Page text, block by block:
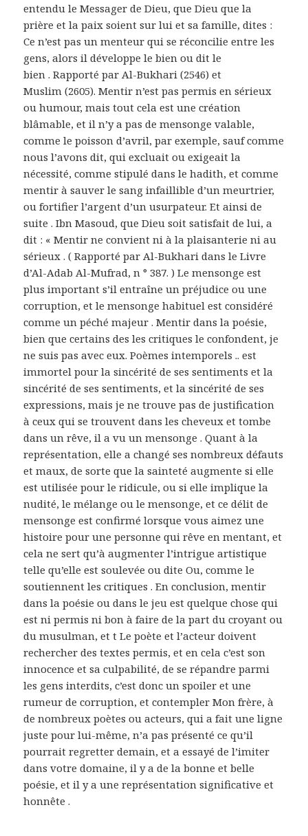
entendu le Messager de Dieu, que Dieu que la
prière et la paix soient sur lui et sa famille, dites :
Ce n’est pas un menteur qui se réconcilie entre les
gens, alors il développe le bien ou dit le
bien . Rapporté par Al-Bukhari (2546) et
Muslim (2605). Mentir n’est pas permis en sérieux
ou humour, mais tout cela est une création
blâmable, et il n’y a pas de mensonge valable,
comme le poisson d’avril, par exemple, sauf comme
nous l’avons dit, qui excluait ou exigeait la
nécessité, comme stipulé dans le hadith, et comme
mentir à sauver le sang infaillible d’un meurtrier,
ou fortifier l’argent d’un usurpateur. Et ainsi de
suite . Ibn Masoud, que Dieu soit satisfait de lui, a
dit : « Mentir ne convient ni à la plaisanterie ni au
sérieux . ( Rapporté par Al-Bukhari dans le Livre
d’Al-Adab Al-Mufrad, n ° 387. ) Le mensonge est
plus important s’il entraîne un préjudice ou une
corruption, et le mensonge habituel est considéré
comme un péché majeur . Mentir dans la poésie,
bien que certains des les critiques le confondent, je
ne suis pas avec eux. Poèmes intemporels .. est
immortel pour la sincérité de ses sentiments et la
sincérité de ses sentiments, et la sincérité de ses
expressions, mais je ne trouve pas de justification
à ceux qui se trouvent dans les cheveux et tombe
dans un rêve, il a vu un mensonge . Quant à la
représentation, elle a changé ses nombreux défauts
et maux, de sorte que la sainteté augmente si elle
est utilisée pour le ridicule, ou si elle implique la
nudité, le mélange ou le mensonge, et ce délit de
mensonge est confirmé lorsque vous aimez une
histoire pour une personne qui rêve en mentant, et
cela ne sert qu’à augmenter l’intrigue artistique
telle qu’elle est soulevée ou dite Ou, comme le
soutiennent les critiques . En conclusion, mentir
dans la poésie ou dans le jeu est quelque chose qui
est ni permis ni bon à faire de la part du croyant ou
du musulman, et t Le poète et l’acteur doivent
rechercher des textes permis, et en cela c’est son
innocence et sa culpabilité, de se répandre parmi
les gens interdits, c’est donc un spoiler et une
rumeur de corruption, et contempler Mon frère, à
de nombreux poètes ou acteurs, qui a fait une ligne
juste pour lui-même, n’a pas présenté ce qu’il
pourrait regretter demain, et a essayé de l’imiter
dans votre domaine, il y a de la bonne et belle
poésie, et il y a une représentation significative et
honnête .